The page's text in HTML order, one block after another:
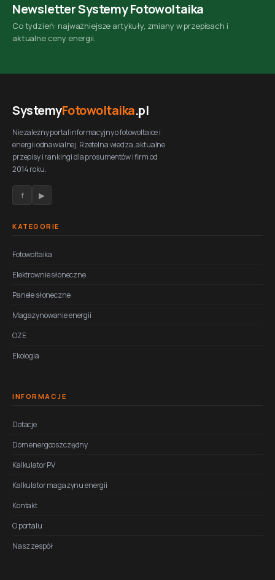
Newsletter Systemy Fotowoltaika
Co tydzień: najważniejsze artykuły, zmiany w przepisach i
aktualne ceny energii.
SystemyFotowoltaika.pl
Niezależny portal informacyjny o fotowoltaice i
energii odnawialnej. Rzetelna wiedza, aktualne
przepisy i rankingi dla prosumentów i firm od
2014 roku.
f ▶
KATEGORIE
Fotowoltaika
Elektrownie słoneczne
Panele słoneczne
Magazynowanie energii
OZE
Ekologia
INFORMACJE
Dotacje
Dom energooszczędny
Kalkulator PV
Kalkulator magazynu energii
Kontakt
O portalu
Nasz zespół